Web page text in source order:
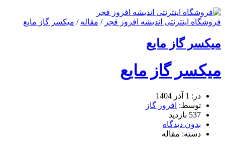
فروشگاه اینترنتی اندیشه افروز فجر / مقاله / میکسر گاز مایع
میکسر گاز مایع
میکسر گاز مایع
در: 1 آذر 1404
توسط: افروز گاز
537 بازدید
بدون دیدگاه
دسته: مقاله